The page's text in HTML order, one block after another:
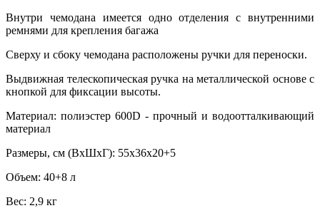
Внутри чемодана имеется одно отделения с внутренними
ремнями для крепления багажа
Сверху и сбоку чемодана расположены ручки для переноски.
Выдвижная телескопическая ручка на металлической основе с
кнопкой для фиксации высоты.
Материал: полиэстер 600D - прочный и водоотталкивающий
материал
Размеры, см (ВхШхГ): 55х36х20+5
Объем: 40+8 л
Вес: 2,9 кг